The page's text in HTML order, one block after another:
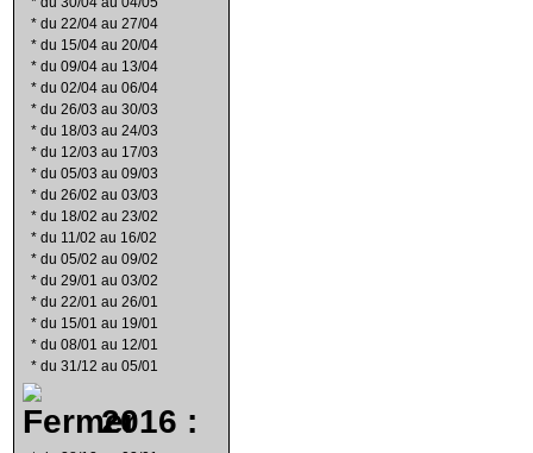
* du 22/04 au 27/04
* du 15/04 au 20/04
* du 09/04 au 13/04
* du 02/04 au 06/04
* du 26/03 au 30/03
* du 18/03 au 24/03
* du 12/03 au 17/03
* du 05/03 au 09/03
* du 26/02 au 03/03
* du 18/02 au 23/02
* du 11/02 au 16/02
* du 05/02 au 09/02
* du 29/01 au 03/02
* du 22/01 au 26/01
* du 15/01 au 19/01
* du 08/01 au 12/01
* du 31/12 au 05/01
2016 :